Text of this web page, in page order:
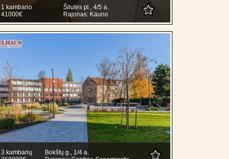
1 kambario
Šilutės pl., 4/5 a.
41000€
Rajonas: Kauno
3 kambarių
Bokštų g., 1/4 a.